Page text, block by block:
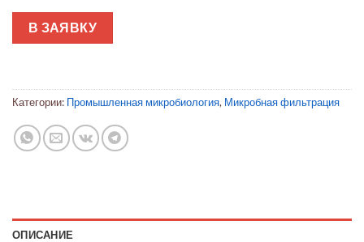
В ЗАЯВКУ
Категории: Промышленная микробиология, Микробная фильтрация
ОПИСАНИЕ